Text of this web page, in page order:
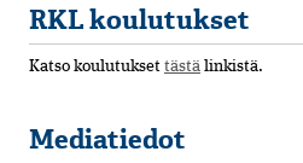
RKL koulutukset
Katso koulutukset tästä linkistä.
Mediatiedot